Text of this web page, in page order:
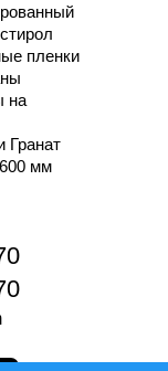
пленки
на
Гранат
мм